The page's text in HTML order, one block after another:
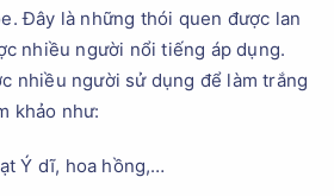
Đây là những thói quen được lan
nhiều người nổi tiếng áp dụng.
nhiều người sử dụng để làm trắng
khảo như:
Ý dĩ, hoa hồng,…